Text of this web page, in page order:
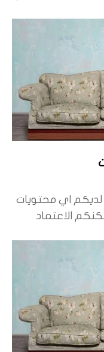
لديكم اي محتويات
الاعتماد